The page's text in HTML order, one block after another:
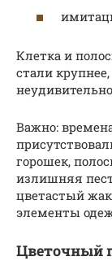
Клетка и
стали
Важно:
горошек,
излишняя
цветастый
элементы
Цветочный